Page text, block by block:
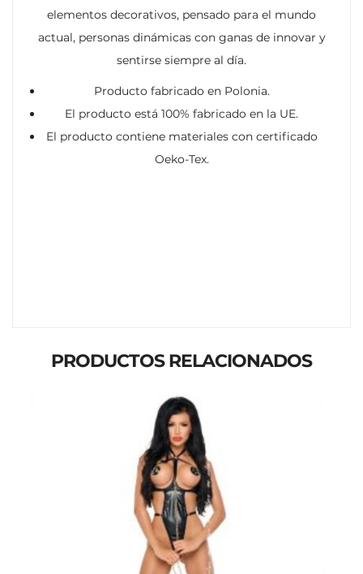
elementos decorativos, pensado para el mundo
actual, personas dinámicas con ganas de innovar y
sentirse siempre al día.
Producto fabricado en Polonia.
El producto está 100% fabricado en la UE.
El producto contiene materiales con certificado
Oeko-Tex.
PRODUCTOS RELACIONADOS